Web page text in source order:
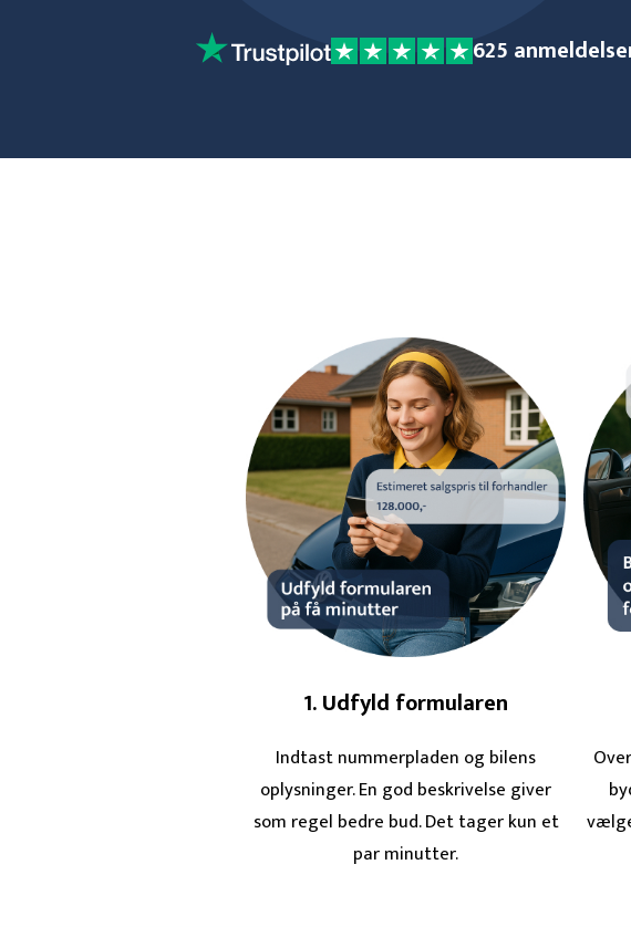
625
1. Udfyld formularen
Indtast nummerpladen og bilens
oplysninger. En god beskrivelse giver
som regel bedre bud. Det tager kun et
par minutter.